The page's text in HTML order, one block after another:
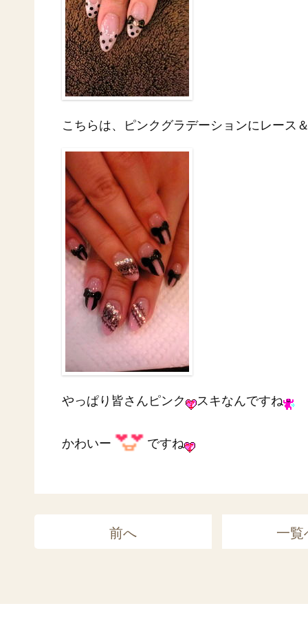
こちらは、ピンクグラデーションにレース
やっぱり皆さんピンク スキなんですね
かわいー ですね
前へ 一覧